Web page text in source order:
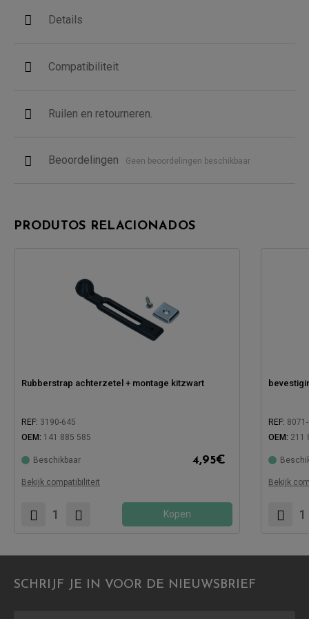
Details
Compatibiliteit
Ruilen en retourneren.
Beoordelingen Geen beoordelingen beschikbaar
PRODUTOS RELACIONADOS
Rubberstrap achterzetel + montage kitzwart
REF: 3190-645
OEM: 141 885 585
Beschikbaar 4,95€
Bekijk compatibiliteit
Kopen
REF:
OEM: 211
Bekijk
SCHRIJF JE IN VOOR DE NIEUWSBRIEF